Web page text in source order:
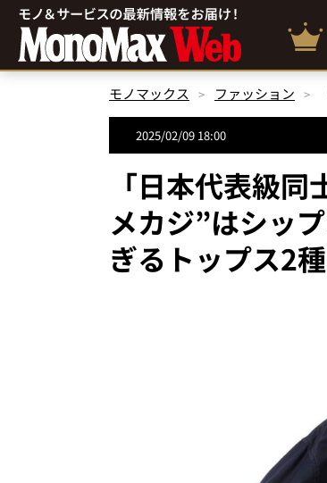
モノマックス ファッション
2025/02/09 18:00
「日本代表級
メカジ”はシッ
ぎるトップス2